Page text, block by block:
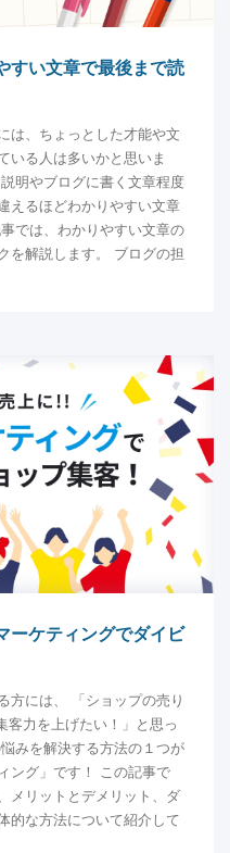
すい文章で最後まで読
は、ちょっとした才能や文
いる人は多いかと思いま
明やブログに書く文章程度
えるほどわかりやすい文章
では、わかりやすい文章の
を解説します。 ブログの担
ーケティングでダイビ
方には、 「ショップの売り
客力を上げたい！」と思っ
みを解決する方法の１つが
ング」です！ この記事で
メリットとデメリット、ダ
的な方法について紹介して